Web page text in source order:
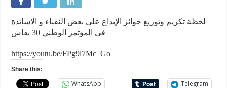
لحظة تكريم وتوزيع جوائز الإبداع على بعض النقباء و الاساتذة
في المؤتمر الوطني 30 بفاس
https://youtu.be/FPg9l7Mc_Go
Share this:
WhatsApp Telegram